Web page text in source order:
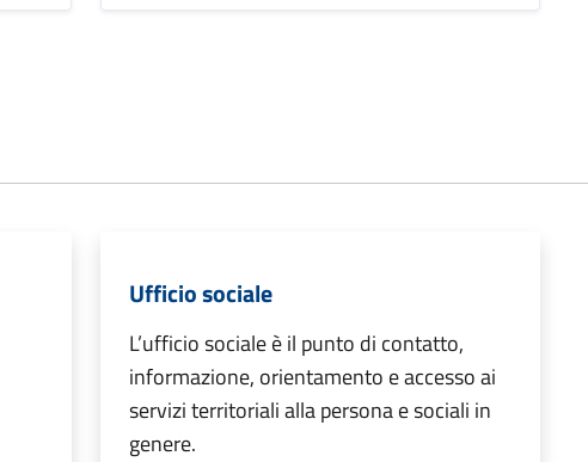
Ufficio sociale
L’ufficio sociale è il punto di contatto,
informazione, orientamento e accesso ai
servizi territoriali alla persona e sociali in
genere.